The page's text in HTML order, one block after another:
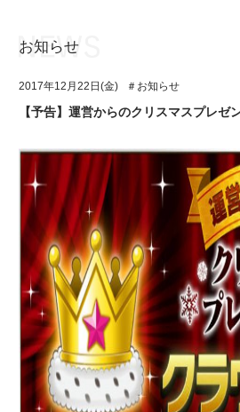
アプリゲーム
イベント・キャンペーン
ミュージック
グッズ・本
ギャラリー
ユニット&キャラクター
アプリゲーム
イベント・キャンペーン
ミュージック
グッズ・本
ギャラリー
お知らせ
2017年12月22日(金) ＃お知らせ
【予告】運営からのクリスマスプレゼ